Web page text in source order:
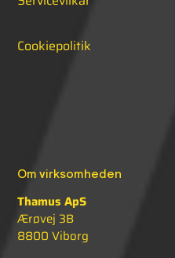
Cookiepolitik
Om virksomheden
Thamus ApS
Ærøvej 3B
8800 Viborg